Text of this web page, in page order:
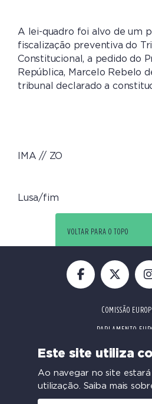
A lei-quadro foi alvo de um
fiscalização preventiva do
Constitucional, a pedido do
República, Marcelo Rebelo
tribunal declarado a
IMA // ZO
Lusa/fim
VOLTAR PARA O TOPO
COMISSÃO
PARLAMENTO
CONFERÊNCIAS
Este site utiliza
Ao navegar no site
utilização. Saiba mais